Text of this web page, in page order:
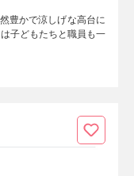
豊かで涼しげな高台に
子どもたちと職員も一